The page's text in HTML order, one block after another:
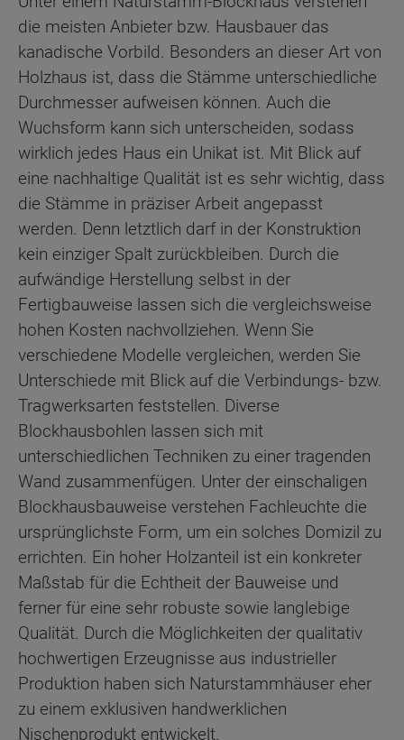
die meisten Anbieter bzw. Hausbauer das
kanadische Vorbild. Besonders an dieser Art von
Holzhaus ist, dass die Stämme unterschiedliche
Durchmesser aufweisen können. Auch die
Wuchsform kann sich unterscheiden, sodass
wirklich jedes Haus ein Unikat ist. Mit Blick auf
eine nachhaltige Qualität ist es sehr wichtig, dass
die Stämme in präziser Arbeit angepasst
werden. Denn letztlich darf in der Konstruktion
kein einziger Spalt zurückbleiben. Durch die
aufwändige Herstellung selbst in der
Fertigbauweise lassen sich die vergleichsweise
hohen Kosten nachvollziehen. Wenn Sie
verschiedene Modelle vergleichen, werden Sie
Unterschiede mit Blick auf die Verbindungs- bzw.
Tragwerksarten feststellen. Diverse
Blockhausbohlen lassen sich mit
unterschiedlichen Techniken zu einer tragenden
Wand zusammenfügen. Unter der einschaligen
Blockhausbauweise verstehen Fachleuchte die
ursprünglichste Form, um ein solches Domizil zu
errichten. Ein hoher Holzanteil ist ein konkreter
Maßstab für die Echtheit der Bauweise und
ferner für eine sehr robuste sowie langlebige
Qualität. Durch die Möglichkeiten der qualitativ
hochwertigen Erzeugnisse aus industrieller
Produktion haben sich Naturstammhäuser eher
zu einem exklusiven handwerklichen
Nischenprodukt entwickelt.